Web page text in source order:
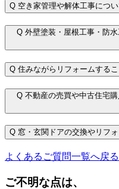
Q 空き家管理や解体工事につ
Q 外壁塗装・屋根工事・防
Q 住みながらリフォームする
Q 不動産の売買や中古住宅
Q 窓・玄関ドアの交換やリフ
よくあるご質問一覧へ戻る
ご不明な点は、